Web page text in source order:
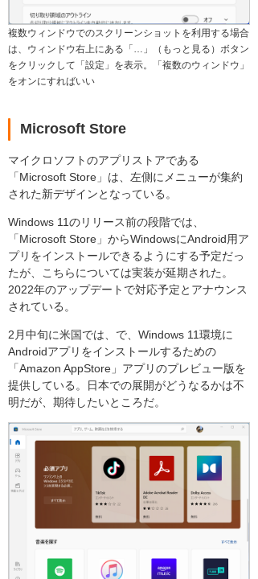
複数ウィンドウでのスクリーンショットを利用する場合
は、ウィンドウ右上にある「…」（もっと見る）ボタン
をクリックして「設定」を表示。「複数のウィンドウ」
をオンにすればいい
Microsoft Store
マイクロソフトのアプリストアである
「Microsoft Store」は、左側にメニューが集約
された新デザインとなっている。
Windows 11のリリース前の段階では、
「Microsoft Store」からWindowsにAndroid用ア
プリをインストールできるようにする予定だっ
たが、こちらについては実装が延期された。
2022年のアップデートで対応予定とアナウンス
されている。
2月中旬に米国では、で、Windows 11環境に
Androidアプリをインストールするための
「Amazon AppStore」アプリのプレビュー版を
提供している。日本での展開がどうなるかは不
明だが、期待したいところだ。